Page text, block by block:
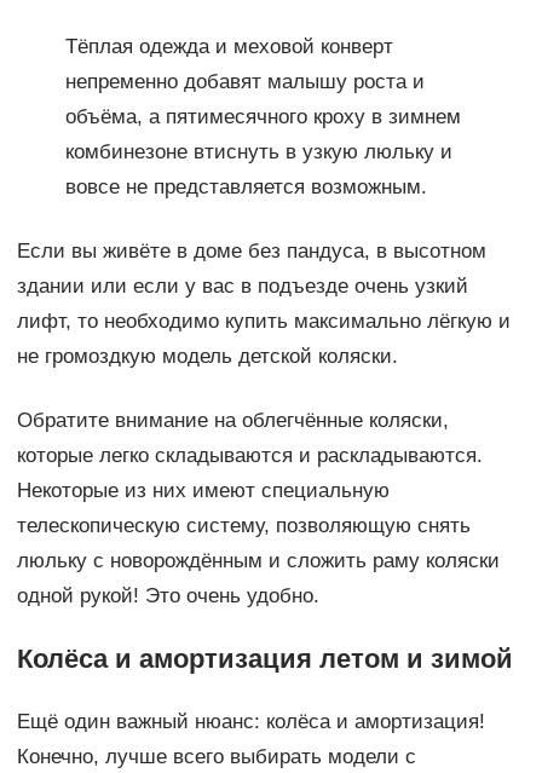
Тёплая одежда и меховой конверт
непременно добавят малышу роста и
объёма, а пятимесячного кроху в зимнем
комбинезоне втиснуть в узкую люльку и
вовсе не представляется возможным.
Если вы живёте в доме без пандуса, в высотном
здании или если у вас в подъезде очень узкий
лифт, то необходимо купить максимально лёгкую и
не громоздкую модель детской коляски.
Обратите внимание на облегчённые коляски,
которые легко складываются и раскладываются.
Некоторые из них имеют специальную
телескопическую систему, позволяющую снять
люльку с новорождённым и сложить раму коляски
одной рукой! Это очень удобно.
Колёса и амортизация летом и зимой
Ещё один важный нюанс: колёса и амортизация!
Конечно, лучше всего выбирать модели с